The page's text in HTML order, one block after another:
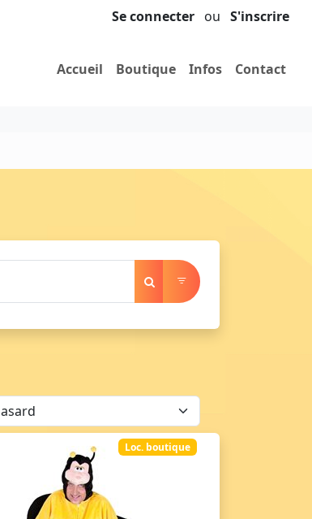
Se connecter ou S'inscrire
Accueil Boutique Infos Contact
Loc. boutique